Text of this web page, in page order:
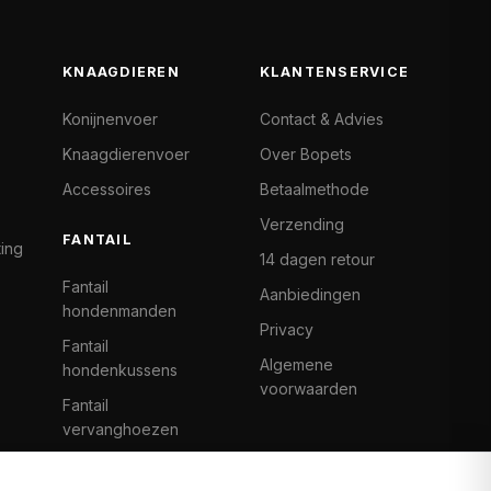
KNAAGDIEREN
Konijnenvoer
Knaagdierenvoer
Accessoires
FANTAIL
Fantail
hondenmanden
Fantail
hondenkussens
Fantail
vervanghoezen
KLANTENSERVICE
Contact & Advies
Over Bopets
Betaalmethode
Verzending
14 dagen retour
Aanbiedingen
Privacy
Algemene
voorwaarden